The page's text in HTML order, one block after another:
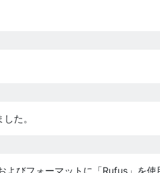
た。
びフォーマットに「Rufus」を使